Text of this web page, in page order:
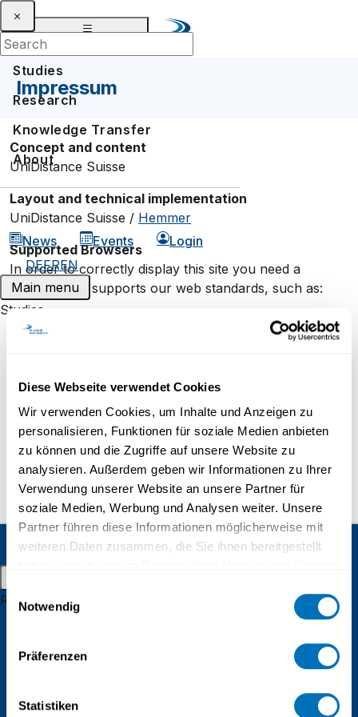
Diese Webseite verwendet Cookies
Wir verwenden Cookies, um Inhalte und Anzeigen zu
personalisieren, Funktionen für soziale Medien anbieten
zu können und die Zugriffe auf unsere Website zu
analysieren. Außerdem geben wir Informationen zu Ihrer
Verwendung unserer Website an unsere Partner für
soziale Medien, Werbung und Analysen weiter. Unsere
Partner führen diese Informationen möglicherweise mit
weiteren Daten zusammen, die Sie ihnen bereitgestellt
Einwilligungsauswahl
Notwendig
Präferenzen
Statistiken
Studies
Research
Knowledge Transfer
About
News Events
Login
DEFREN
Main menu
Studies
Bachelors in distant learning
Doctorate
Distance learning
Admission and registration
Student resources
Online campus
Continuing education
Alumnae
and alumni
Student events
Research
Research projects
Research campus Brig
Impressum
Concept and content
UniDistance Suisse
Layout and technical implementation
UniDistance Suisse / Hemmer
Supported Browsers
In order to correctly display this site you need a
browser that supports our web standards, such as:
Mozilla Firefox
Apple Safari
Copyright
© All rights reserved. The reproduction of any text on
this website is only permitted with the permission of
UniDistance Suisse.
3900 Brig
Faculty of Business and Economics